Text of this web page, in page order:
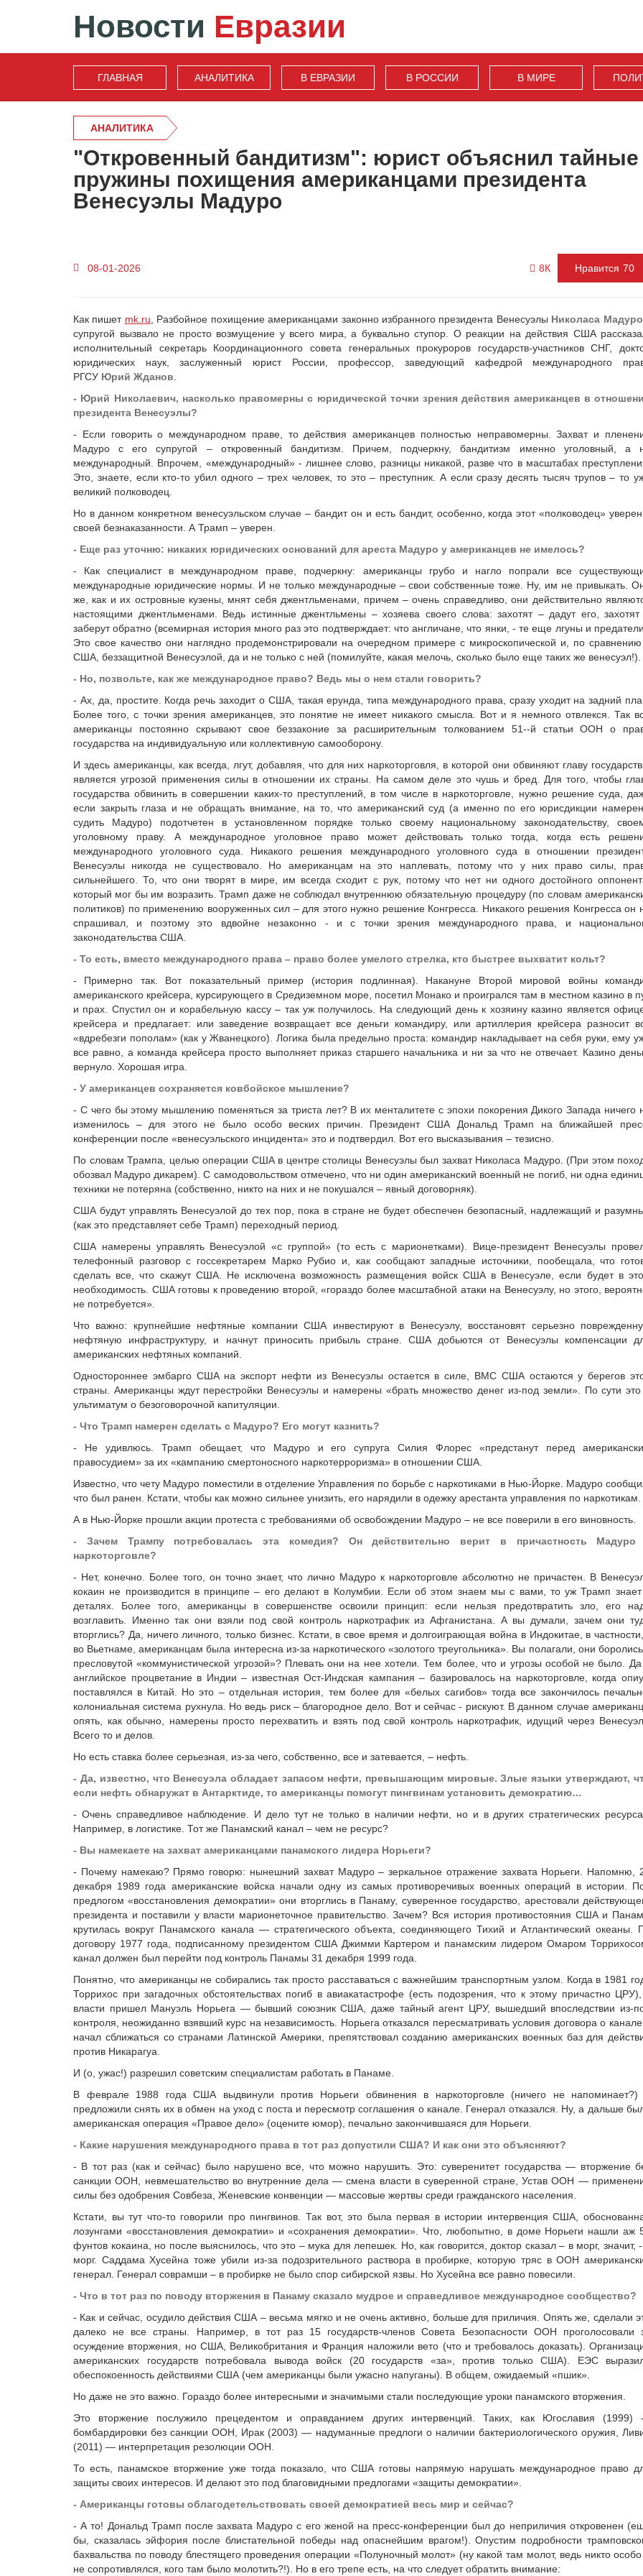
Новости Евразии
ГЛАВНАЯ АНАЛИТИКА В ЕВРАЗИИ В РОССИИ В МИРЕ
АНАЛИТИКА
"Откровенный бандитизм": юрист объяснил тайные
пружины похищения американцами президента
Венесуэлы Мадуро
08-01-2026 8К Нравится 70
Как пишет mk.ru , Разбойное похищение американцами законно избранного президента Венесуэлы Николаса
супругой вызвало не просто возмущение у всего мира, а буквально ступор. О реакции на действия США
исполнительный секретарь Координационного совета генеральных прокуроров государств-участников СНГ,
юридических наук, заслуженный юрист России, профессор, заведующий кафедрой международного
РГСУ Юрий Жданов
- Юрий Николаевич, насколько правомерны с юридической точки зрения действия американцев в
президента Венесуэлы?
- Если говорить о международном праве, то действия американцев полностью неправомерны. Захват и
Мадуро с его супругой – откровенный бандитизм. Причем, подчеркну, бандитизм именно уголовный, а
международный. Впрочем, «международный» - лишнее слово, разницы никакой, разве что в масштабах
Это, знаете, если кто-то убил одного – трех человек, то это – преступник. А если сразу десять тысяч трупов – то
великий полководец.
Но в данном конкретном венесуэльском случае – бандит он и есть бандит, особенно, когда этот «полководец»
своей безнаказанности. А Трамп – уверен.
- Еще раз уточню: никаких юридических оснований для ареста Мадуро у американцев не имелось?
- Как специалист в международном праве, подчеркну: американцы грубо и нагло попрали все
международные юридические нормы. И не только международные – свои собственные тоже. Ну, им не привыкать.
же, как и их островные кузены, мнят себя джентльменами, причем – очень справедливо, они действительно
настоящими джентльменами. Ведь истинные джентльмены – хозяева своего слова: захотят – дадут его,
заберут обратно (всемирная история много раз это подтверждает: что англичане, что янки, - те еще лгуны и
Это свое качество они наглядно продемонстрировали на очередном примере с микроскопической и, по
США, беззащитной Венесуэлой, да и не только с ней (помилуйте, какая мелочь, сколько было еще таких же венесуэл!).
- Но, позвольте, как же международное право? Ведь мы о нем стали говорить?
- Ах, да, простите. Когда речь заходит о США, такая ерунда, типа международного права, сразу уходит на задний
Более того, с точки зрения американцев, это понятие не имеет никакого смысла. Вот и я немного отвлекся. Так
американцы постоянно скрывают свое беззаконие за расширительным толкованием 51--й статьи ООН о
государства на индивидуальную или коллективную самооборону.
И здесь американцы, как всегда, лгут, добавляя, что для них наркоторговля, в которой они обвиняют главу
является угрозой применения силы в отношении их страны. На самом деле это чушь и бред. Для того, чтобы
государства обвинить в совершении каких-то преступлений, в том числе в наркоторговле, нужно решение суда,
если закрыть глаза и не обращать внимание, на то, что американский суд (а именно по его юрисдикции
судить Мадуро) подотчетен в установленном порядке только своему национальному законодательству,
уголовному праву. А международное уголовное право может действовать только тогда, когда есть
международного уголовного суда. Никакого решения международного уголовного суда в отношении
Венесуэлы никогда не существовало. Но американцам на это наплевать, потому что у них право силы,
сильнейшего. То, что они творят в мире, им всегда сходит с рук, потому что нет ни одного достойного
который мог бы им возразить. Трамп даже не соблюдал внутреннюю обязательную процедуру (по словам
политиков) по применению вооруженных сил – для этого нужно решение Конгресса. Никакого решения Конгресса он
спрашивал, и поэтому это вдвойне незаконно - и с точки зрения международного права, и
законодательства США.
- То есть, вместо международного права – право более умелого стрелка, кто быстрее выхватит кольт?
- Примерно так. Вот показательный пример (история подлинная). Накануне Второй мировой войны
американского крейсера, курсирующего в Средиземном море, посетил Монако и проигрался там в местном казино в
и прах. Спустил он и корабельную кассу – так уж получилось. На следующий день к хозяину казино является
крейсера и предлагает: или заведение возвращает все деньги командиру, или артиллерия крейсера разносит
«вдребезги пополам» (как у Жванецкого). Логика была предельно проста: командир накладывает на себя руки, ему
все равно, а команда крейсера просто выполняет приказ старшего начальника и ни за что не отвечает. Казино
вернуло. Хорошая игра.
- У американцев сохраняется ковбойское мышление?
- С чего бы этому мышлению поменяться за триста лет? В их менталитете с эпохи покорения Дикого Запада ничего
изменилось – для этого не было особо веских причин. Президент США Дональд Трамп на ближайшей
конференции после «венесуэльского инцидента» это и подтвердил. Вот его высказывания – тезисно.
По словам Трампа, целью операции США в центре столицы Венесуэлы был захват Николаса Мадуро. (При этом
обозвал Мадуро дикарем). С самодовольством отмечено, что ни один американский военный не погиб, ни одна
техники не потеряна (собственно, никто на них и не покушался – явный договорняк).
США будут управлять Венесуэлой до тех пор, пока в стране не будет обеспечен безопасный, надлежащий и
(как это представляет себе Трамп) переходный период.
США намерены управлять Венесуэлой «с группой» (то есть с марионетками). Вице-президент Венесуэлы
телефонный разговор с госсекретарем Марко Рубио и, как сообщают западные источники, пообещала, что
сделать все, что скажут США. Не исключена возможность размещения войск США в Венесуэле, если будет в
необходимость. США готовы к проведению второй, «гораздо более масштабной атаки на Венесуэлу, но этого,
не потребуется».
Что важно: крупнейшие нефтяные компании США инвестируют в Венесуэлу, восстановят серьезно
нефтяную инфраструктуру, и начнут приносить прибыль стране. США добьются от Венесуэлы компенсации
американских нефтяных компаний.
Одностороннее эмбарго США на экспорт нефти из Венесуэлы остается в силе, ВМС США остаются у берегов
страны. Американцы ждут перестройки Венесуэлы и намерены «брать множество денег из-под земли». По сути
ультиматум о безоговорочной капитуляции.
- Что Трамп намерен сделать с Мадуро? Его могут казнить?
- Не удивлюсь. Трамп обещает, что Мадуро и его супруга Силия Флорес «предстанут перед
правосудием» за их «кампанию смертоносного наркотерроризма» в отношении США.
Известно, что чету Мадуро поместили в отделение Управления по борьбе с наркотиками в Нью-Йорке. Мадуро
что был ранен. Кстати, чтобы как можно сильнее унизить, его нарядили в одежку арестанта управления по наркотикам.
А в Нью-Йорке прошли акции протеста с требованиями об освобождении Мадуро – не все поверили в его виновность.
- Зачем Трампу потребовалась эта комедия? Он действительно верит в причастность Мадуро
наркоторговле?
- Нет, конечно. Более того, он точно знает, что лично Мадуро к наркоторговле абсолютно не причастен. В
кокаин не производится в принципе – его делают в Колумбии. Если об этом знаем мы с вами, то уж Трамп
деталях. Более того, американцы в совершенстве освоили принцип: если нельзя предотвратить зло, его
возглавить. Именно так они взяли под свой контроль наркотрафик из Афганистана. А вы думали, зачем они
вторглись? Да, ничего личного, только бизнес. Кстати, в свое время и долгоиграющая война в Индокитае, в
во Вьетнаме, американцам была интересна из-за наркотического «золотого треугольника». Вы полагали, они
пресловутой «коммунистической угрозой»? Плевать они на нее хотели. Тем более, что и угрозы особой не было.
английское процветание в Индии – известная Ост-Индская кампания – базировалось на наркоторговле, когда
поставлялся в Китай. Но это – отдельная история, тем более для «белых сагибов» тогда все закончилось
колониальная система рухнула. Но ведь риск – благородное дело. Вот и сейчас - рискуют. В данном случае
опять, как обычно, намерены просто перехватить и взять под свой контроль наркотрафик, идущий через
Всего то и делов.
Но есть ставка более серьезная, из-за чего, собственно, все и затевается, – нефть.
- Да, известно, что Венесуэла обладает запасом нефти, превышающим мировые. Злые языки утверждают,
если нефть обнаружат в Антарктиде, то американцы помогут пингвинам установить демократию…
- Очень справедливое наблюдение. И дело тут не только в наличии нефти, но и в других стратегических
Например, в логистике. Тот же Панамский канал – чем не ресурс?
- Вы намекаете на захват американцами панамского лидера Норьеги?
- Почему намекаю? Прямо говорю: нынешний захват Мадуро – зеркальное отражение захвата Норьеги. Напомню,
декабря 1989 года американские войска начали одну из самых противоречивых военных операций в истории.
предлогом «восстановления демократии» они вторглись в Панаму, суверенное государство, арестовали
президента и поставили у власти марионеточное правительство. Зачем? Вся история противостояния США и
крутилась вокруг Панамского канала — стратегического объекта, соединяющего Тихий и Атлантический океаны.
договору 1977 года, подписанному президентом США Джимми Картером и панамским лидером Омаром
канал должен был перейти под контроль Панамы 31 декабря 1999 года.
Понятно, что американцы не собирались так просто расставаться с важнейшим транспортным узлом. Когда в 1981
Торрихос при загадочных обстоятельствах погиб в авиакатастрофе (есть подозрения, что к этому причастно
власти пришел Мануэль Норьега — бывший союзник США, даже тайный агент ЦРУ, вышедший впоследствии из-
контроля, неожиданно взявший курс на независимость. Норьега отказался пересматривать условия договора о
начал сближаться со странами Латинской Америки, препятствовал созданию американских военных баз для
против Никарагуа.
И (о, ужас!) разрешил советским специалистам работать в Панаме.
В феврале 1988 года США выдвинули против Норьеги обвинения в наркоторговле (ничего не напоминает?)
предложили снять их в обмен на уход с поста и пересмотр соглашения о канале. Генерал отказался. Ну, а дальше
американская операция «Правое дело» (оцените юмор), печально закончившаяся для Норьеги.
- Какие нарушения международного права в тот раз допустили США? И как они это объясняют?
- В тот раз (как и сейчас) было нарушено все, что можно нарушить. Это: суверенитет государства — вторжение
санкции ООН, невмешательство во внутренние дела — смена власти в суверенной стране, Устав ООН —
силы без одобрения Совбеза, Женевские конвенции — массовые жертвы среди гражданского населения.
Кстати, вы тут что-то говорили про пингвинов. Так вот, это была первая в истории интервенция США,
лозунгами «восстановления демократии» и «сохранения демократии». Что, любопытно, в доме Норьеги нашли аж
фунтов кокаина, но после выяснилось, что это – мука для лепешек. Но, как говорится, доктор сказал – в морг, значит,
морг. Саддама Хусейна тоже убили из-за подозрительного раствора в пробирке, которую тряс в ООН
генерал. Генерал соврамши – в пробирке не было спор сибирской язвы. Но Хусейна все равно повесили.
- Что в тот раз по поводу вторжения в Панаму сказало мудрое и справедливое международное сообщество?
- Как и сейчас, осудило действия США – весьма мягко и не очень активно, больше для приличия. Опять же, сделали
далеко не все страны. Например, в тот раз 15 государств-членов Совета Безопасности ООН проголосовали
осуждение вторжения, но США, Великобритания и Франция наложили вето (что и требовалось доказать).
американских государств потребовала вывода войск (20 государств «за», против только США). ЕЭС
обеспокоенность действиями США (чем американцы были ужасно напуганы). В общем, ожидаемый «пшик».
Но даже не это важно. Гораздо более интересными и значимыми стали последующие уроки панамского вторжения.
Это вторжение послужило прецедентом и оправданием других интервенций. Таких, как Югославия
бомбардировки без санкции ООН, Ирак (2003) — надуманные предлоги о наличии бактериологического оружия,
(2011) — интерпретация резолюции ООН.
То есть, панамское вторжение уже тогда показало, что США готовы напрямую нарушать международное право
защиты своих интересов. И делают это под благовидными предлогами «защиты демократии».
- Американцы готовы облагодетельствовать своей демократией весь мир и сейчас?
- А то! Дональд Трамп после захвата Мадуро с его женой на пресс-конференции был до неприличия откровенен
бы, сказалась эйфория после блистательной победы над опаснейшим врагом!). Опустим подробности
бахвальства по поводу блестящего проведения операции «Полуночный молот» (ну какой там молот, ведь никто
не сопротивлялся, кого там было молотить?!). Но в его трепе есть, на что следует обратить внимание: